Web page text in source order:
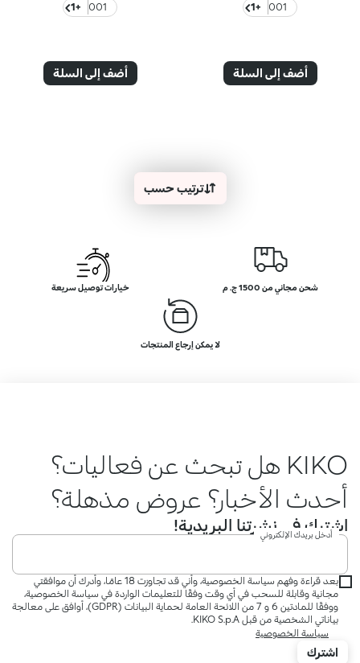
001
+1
أضف إلى السلة
001
+1
أضف إلى السلة
ترتيب حسب
شحن مجاني من 1500 ج. م خيارات توصيل سريعة
لا يمكن إرجاع المنتجات
KIKO هل تبحث عن فعاليات؟
أحدث الأخبار؟ عروض مذهلة؟
اشترك في نشرتنا البريدية!
أدخل بريدك الإلكتروني
بعد قراءة وفهم سياسة الخصوصية، وأني قد تجاوزت 18 عامًا، وأدرك أن موافقتي
مجانية وقابلة للسحب في أي وقت وفقًا للتعليمات الواردة في سياسة الخصوصية،
ووفقًا للمادتين 6 و 7 من اللائحة العامة لحماية البيانات (GDPR)، أوافق على معالجة
بياناتي الشخصية من قبل KIKO S.p.A.
سياسة الخصوصية
اشترك